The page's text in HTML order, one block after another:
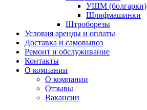
УШМ (болгарки)
Шлифмашинки
Штроборезы
Условия аренды и оплаты
Доставка и самовывоз
Ремонт и обслуживание
Контакты
О компании
О компании
Отзывы
Вакансии